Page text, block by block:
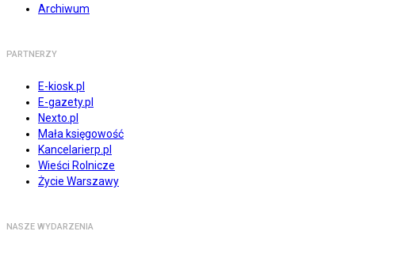
Archiwum
PARTNERZY
E-kiosk.pl
E-gazety.pl
Nexto.pl
Mała księgowość
Kancelarierp.pl
Wieści Rolnicze
Życie Warszawy
NASZE WYDARZENIA